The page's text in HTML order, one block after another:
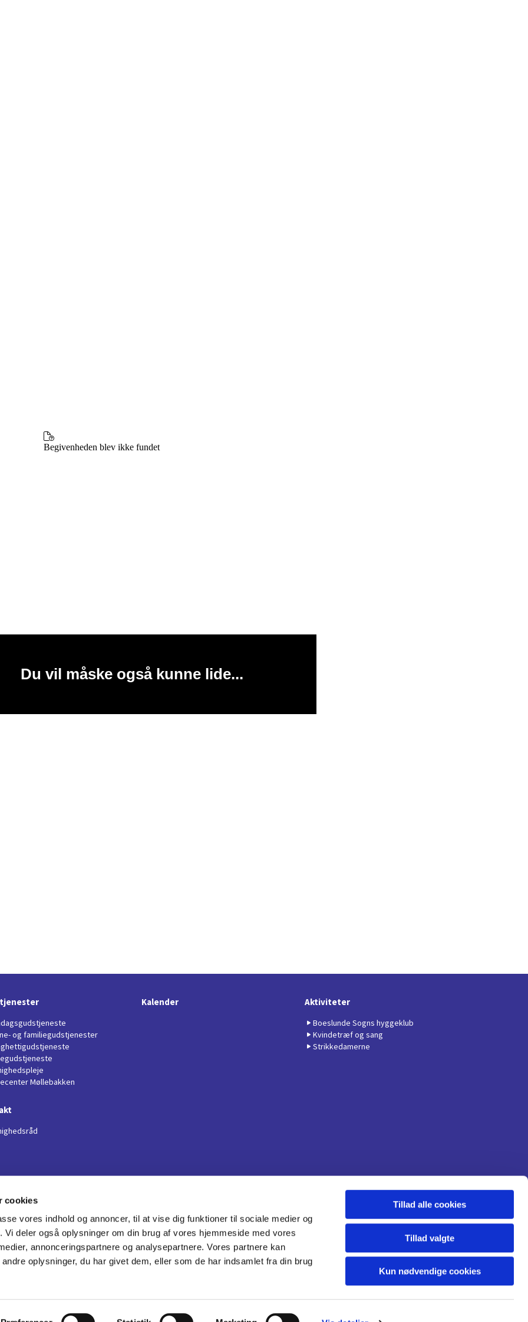
cookies
vores indhold og annoncer, til at vise dig funktioner til sociale medier og
deler også oplysninger om din brug af vores hjemmeside med vores
annonceringspartnere og analysepartnere. Vores partnere kan
oplysninger, du har givet dem, eller som de har indsamlet fra din brug
Tillad alle cookies
Tillad valgte
Kun nødvendige cookies
Du vil måske også kunne lide...
og familiegudstjenester
Møllebakken
Kalender Aktiviteter
Boeslunde Sogns hyggeklub
Kvindetræf og sang
Strikkedamerne
Boeslunde Kirke
· Sønderupvej 11
+45 29 79 43 41
bsa@km.dk